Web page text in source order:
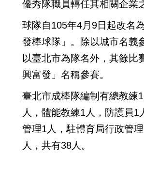
優秀隊職員轉任其相關企業
球隊自105年4月9日起改名
發棒球隊」。除以城市名義
以臺北市為隊名外，其餘比
興富發」名稱參賽。
臺北市成棒隊編制有總教練
人，體能教練1人，防護員1
管理1人，駐體育局行政管
人，共有38人。